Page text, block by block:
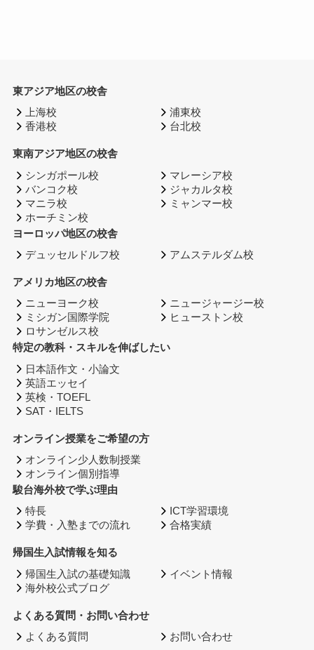
東アジア地区の校舎
上海校
香港校
浦東校
台北校
東南アジア地区の校舎
シンガポール校
バンコク校
マニラ校
ホーチミン校
マレーシア校
ジャカルタ校
ミャンマー校
ヨーロッパ地区の校舎
デュッセルドルフ校
アムステルダム校
アメリカ地区の校舎
ニューヨーク校
ミシガン国際学院
ロサンゼルス校
ニュージャージー校
ヒューストン校
特定の教科・スキルを伸ばしたい
日本語作文・小論文
英語エッセイ
英検・TOEFL
SAT・IELTS
オンライン授業をご希望の方
オンライン少人数制授業
オンライン個別指導
駿台海外校で学ぶ理由
特長
学費・入塾までの流れ
ICT学習環境
合格実績
帰国生入試情報を知る
帰国生入試の基礎知識
海外校公式ブログ
イベント情報
よくある質問・お問い合わせ
よくある質問
お問い合わせ